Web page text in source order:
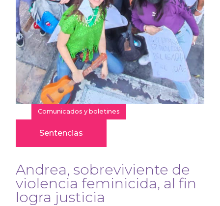
Comunicados y boletines
Sentencias
Andrea, sobreviviente de
violencia feminicida, al fin
logra justicia